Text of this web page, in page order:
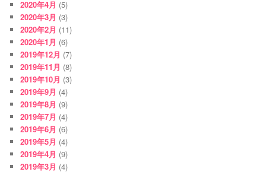
2020年4月 (5)
2020年3月 (3)
2020年2月 (11)
2020年1月 (6)
2019年12月 (7)
2019年11月 (8)
2019年10月 (3)
2019年9月 (4)
2019年8月 (9)
2019年7月 (4)
2019年6月 (6)
2019年5月 (4)
2019年4月 (9)
2019年3月 (4)